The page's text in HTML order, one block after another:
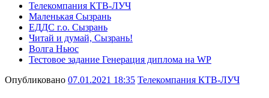
Телекомпания КТВ-ЛУЧ
Маленькая Сызрань
ЕДДС г.о. Сызрань
Читай и думай, Сызрань!
Волга Ньюс
Тестовое задание Генерация диплома на WP
Опубликовано 07.01.2021 18:35 Телекомпания КТВ-ЛУЧ